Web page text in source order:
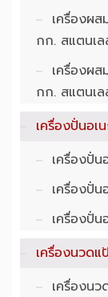
เครื่องผ
กก. สแตนเ
เครื่องผ
กก. สแตนเ
เครื่องปั่นอเ
เครื่องปั่น
เครื่องปั่
เครื่องปั่
เครื่องนวดแ
เครื่องน